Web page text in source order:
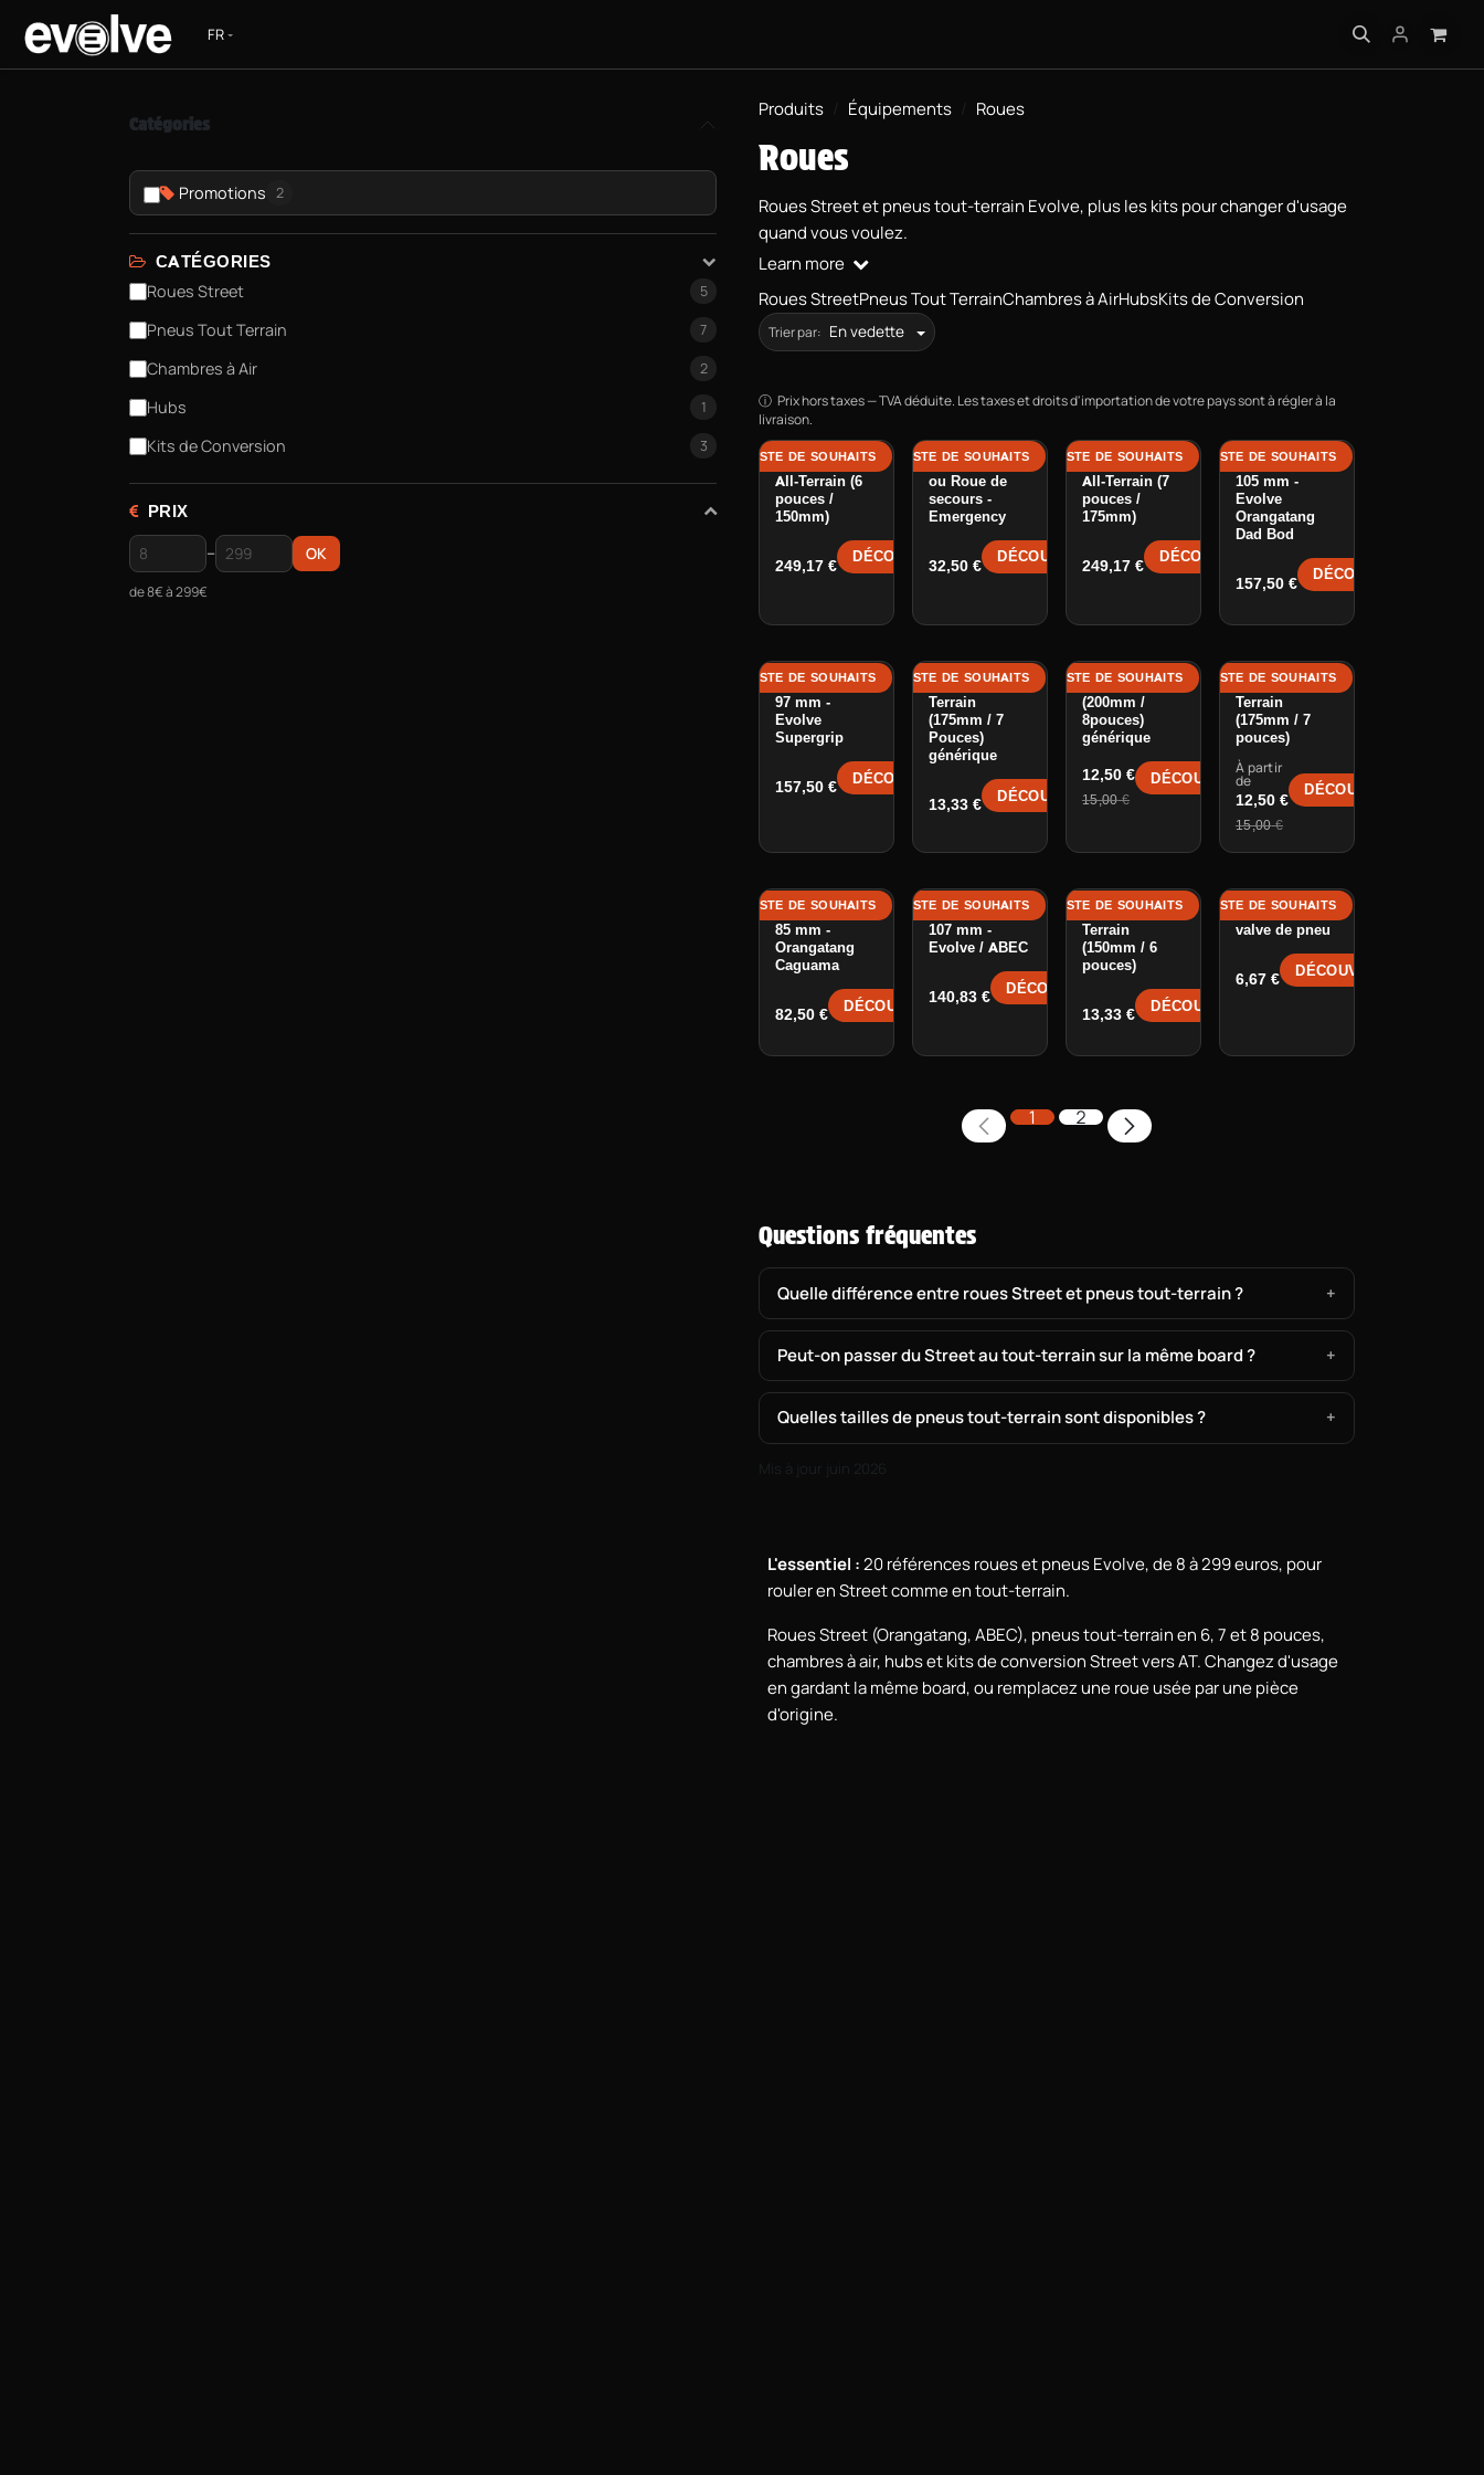
Se rendre au contenu
Catégories
Promotions 2
CATÉGORIES
Roues Street
5
Pneus Tout Terrain 7
Chambres à Air 2
Hubs 1
Kits de Conversion 3
PRIX
– OK
de8€à299€
Produits Équipements Roues
Roues
Roues Street et pneus tout-terrain Evolve, plus les kits pour changer d'usage
quand vous voulez.
Learn more
Roues StreetPneus Tout TerrainChambres à AirHubsKits de Conversion
Trier par: En vedette
Prix hors taxes — TVA déduite. Les taxes et droits d'importation de votre pays sont à régler à la
livraison.
Conversion Kit
All-Terrain (6
pouces /
150mm)
249,17 € DÉCOUVRIR →
AJOUTER À LA LISTE DE SOUHAITS
Roue complète
ou Roue de
secours -
Emergency
32,50€ DÉCOUVRIR →
AJOUTER À LA LISTE DE SOUHAITS
Conversion Kit
All-Terrain (7
pouces /
175mm)
249,17€ DÉCOUVRIR →
AJOUTER À LA LISTE DE SOUHAITS
Roues Street
105 mm -
Evolve
Orangatang
Dad Bod
157,50€ DÉCOUVRIR →
AJOUTER À LA LISTE DE SOUHAITS
Roues Street
97 mm -
Evolve
Supergrip
157,50 € DÉCOUVRIR →
AJOUTER À LA LISTE DE SOUHAITS
Pneu Tout-
Terrain
(175mm / 7
Pouces)
générique
13,33€ DÉCOUVRIR →
AJOUTER À LA LISTE DE SOUHAITS - 2,50€
Pneu Off-Road
(200mm /
8pouces)
générique
12,50€
15,00€
DÉCOUVRIR →
AJOUTER À LA LISTE DE SOUHAITS -17%
Pneus Tout-
Terrain
(175mm / 7
pouces)
À partir
de
12,50€
15,00€
DÉCOUVRIR →
AJOUTER À LA LISTE DE SOUHAITS
Roues Street
85 mm -
Orangatang
Caguama
82,50 € DÉCOUVRIR →
AJOUTER À LA LISTE DE SOUHAITS
Roues Street
107 mm -
Evolve / ABEC
140,83€ DÉCOUVRIR →
AJOUTER À LA LISTE DE SOUHAITS
Pneus Tout-
Terrain
(150mm / 6
pouces)
13,33€ DÉCOUVRIR →
AJOUTER À LA LISTE DE SOUHAITS
Capuchons de
valve de pneu
6,67€ DÉCOUVRIR →
AJOUTER À LA LISTE DE SOUHAITS
1 2
Questions fréquentes
Quelle différence entre roues Street et pneus tout-terrain ?
Peut-on passer du Street au tout-terrain sur la même board ?
Quelles tailles de pneus tout-terrain sont disponibles ?
Mis à jour juin 2026
L'essentiel :20 références roues et pneus Evolve, de 8 à 299 euros, pour
rouler en Street comme en tout-terrain.
Roues Street (Orangatang, ABEC), pneus tout-terrain en 6, 7 et 8 pouces,
chambres à air, hubs et kits de conversion Street vers AT. Changez d'usage
en gardant la même board, ou remplacez une roue usée par une pièce
d'origine.